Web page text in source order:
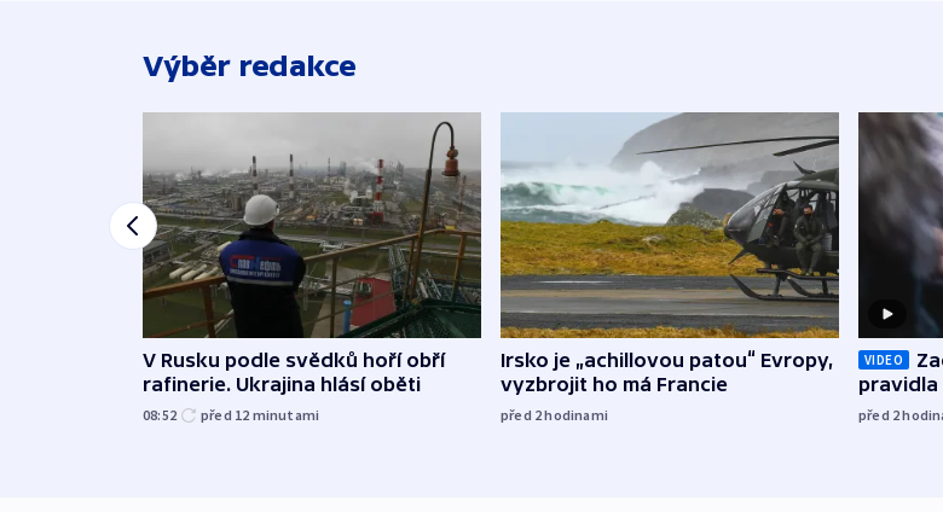
Výběr redakce
V Rusku podle svědků hoří obří
rafinerie. Ukrajina hlásí oběti
08:52 před 12 minutami
Irsko je „achillovou patou“ Evropy,
vyzbrojit ho má Francie
před 2hodinami
VIDEO
pravidla
před 2